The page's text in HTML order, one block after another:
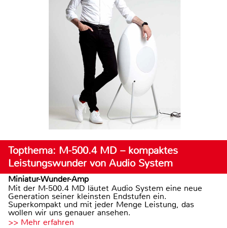
Topthema: M-500.4 MD – kompaktes
Leistungswunder von Audio System
Miniatur-Wunder-Amp
Mit der M-500.4 MD läutet Audio System eine neue
Generation seiner kleinsten Endstufen ein.
Superkompakt und mit jeder Menge Leistung, das
wollen wir uns genauer ansehen.
>> Mehr erfahren